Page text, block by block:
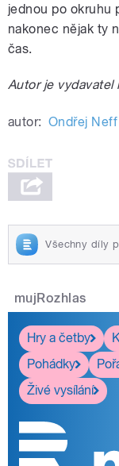
jednou po okruhu
nakonec nějak ty
čas.
Autor je
autor: Ondřej Neff
Všechny díly
mujRozhlas
Hry a četby
Pohádky
Živé vysílání